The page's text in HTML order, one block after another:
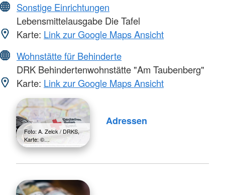
Sonstige Einrichtungen
Lebensmittelausgabe Die Tafel
Karte: Link zur Google Maps Ansicht
Wohnstätte für Behinderte
DRK Behindertenwohnstätte "Am Taubenberg"
Karte: Link zur Google Maps Ansicht
Foto: A. Zelck / DRKS,
Karte: ©…
Adressen